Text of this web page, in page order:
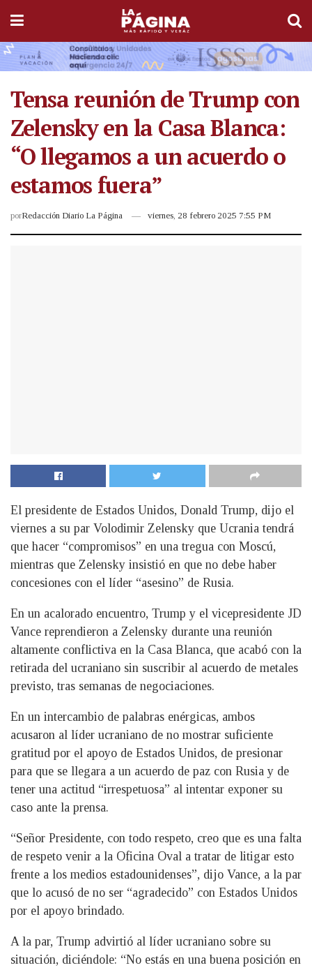
Tensa reunión de Trump con
Zelensky en la Casa Blanca:
“O llegamos a un acuerdo o
estamos fuera”
porRedacción Diario La Página viernes, 28 febrero 2025 7:55 PM
El presidente de Estados Unidos, Donald Trump, dijo el
viernes a su par Volodimir Zelensky que Ucrania tendrá
que hacer “compromisos” en una tregua con Moscú,
mientras que Zelensky insistió en que no debe haber
concesiones con el líder “asesino” de Rusia.
En un acalorado encuentro, Trump y el vicepresidente JD
Vance reprendieron a Zelensky durante una reunión
altamente conflictiva en la Casa Blanca, que acabó con la
retirada del ucraniano sin suscribir al acuerdo de metales
previsto, tras semanas de negociaciones.
En un intercambio de palabras enérgicas, ambos
acusaron al líder ucraniano de no mostrar suficiente
gratitud por el apoyo de Estados Unidos, de presionar
para que se llegara a un acuerdo de paz con Rusia y de
tener una actitud “irrespetuosa” al intentar exponer su
caso ante la prensa.
“Señor Presidente, con todo respeto, creo que es una falta
de respeto venir a la Oficina Oval a tratar de litigar esto
frente a los medios estadounidenses”, dijo Vance, a la par
que lo acusó de no ser “agradecido” con Estados Unidos
por el apoyo brindado.
A la par, Trump advirtió al líder ucraniano sobre su
situación, diciéndole: “No estás en una buena posición en